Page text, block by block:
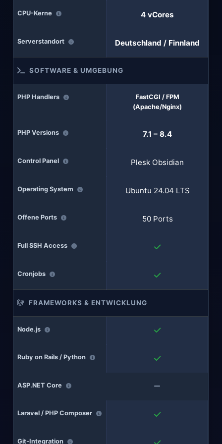
CPU-Kerne 4 vCores
Serverstandort Deutschland / Finnland
SOFTWARE & UMGEBUNG
PHP Handlers
FastCGI / FPM
(Apache/Nginx)
PHP Versions 7.1 – 8.4
Control Panel Plesk Obsidian
Operating System Ubuntu 24.04 LTS
Offene Ports 50 Ports
Full SSH Access
Cronjobs
FRAMEWORKS & ENTWICKLUNG
Node.js
Ruby on Rails / Python
ASP.NET Core
Laravel / PHP Composer
Git-Integration